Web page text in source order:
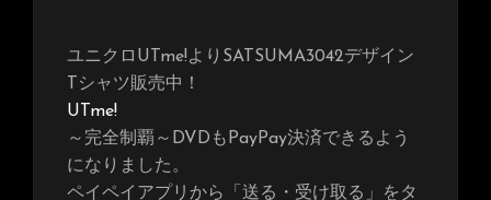
ユニクロUTme!よりSATSUMA3042デザイン
Tシャツ販売中！
UTme!
～完全制覇～DVDもPayPay決済できるよう
になりました。
ペイペイアプリから「送る・受け取る」をタ